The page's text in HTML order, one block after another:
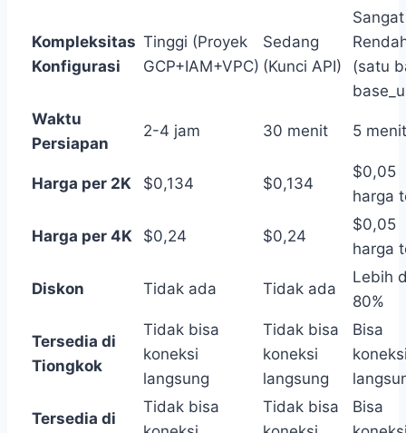
Kompleksitas
Konfigurasi
Tinggi (Proyek
GCP+IAM+VPC)
Sedang
(Kunci API)
Sangat
(satu
Waktu
Persiapan
2-4 jam 30 menit 5 menit
Harga per 2K $0,134 $0,134
$0,05
harga
Harga per 4K $0,24 $0,24
$0,05
harga
Diskon Tidak ada Tidak ada
Lebih
80%
Tersedia di
Tiongkok
Tidak bisa
koneksi
langsung
Tidak bisa
koneksi
langsung
Bisa
Tersedia di
Tidak bisa
Tidak bisa
Bisa